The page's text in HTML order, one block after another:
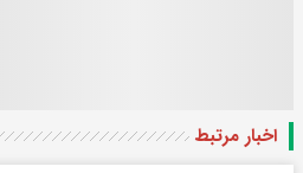
اخبار مرتبط